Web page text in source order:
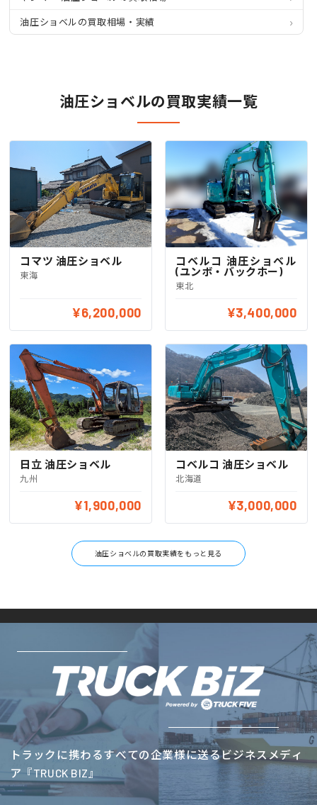
油圧ショベルの買取相場・実績
油圧ショベルの買取実績一覧
コマツ 油圧ショベル
東海
¥6,200,000
コベルコ 油圧ショベル
(ユンボ・バックホー)
東北
¥3,400,000
日立 油圧ショベル
九州
¥1,900,000
コベルコ 油圧ショベル
北海道
¥3,000,000
油圧ショベルの買取実績をもっと見る
トラックに携わるすべての企業様に送るビジネスメディ
ア『TRUCK BIZ』